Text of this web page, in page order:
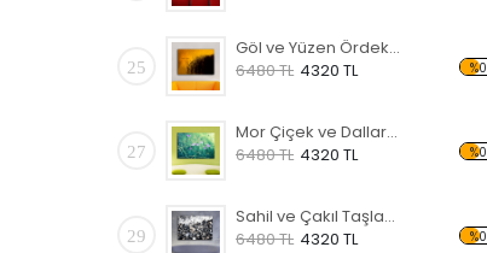
25
Göl ve Yüzen Ördekler Temalı Kanvas Tablo
6480 TL 4320 TL %0
27
Mor Çiçek ve Dallar Temalı Kanvas Tablo
6480 TL 4320 TL %0
29
Sahil ve Çakıl Taşları Temalı Kanvas Tablo
6480 TL 4320 TL %0